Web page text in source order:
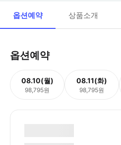
옵션예약 상품소개
옵션예약
08.10(월)
98,795원
08.11(화)
98,795원